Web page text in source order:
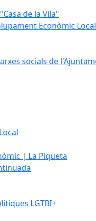
de la Vila"
Econòmic Local
socials de
| La Piqueta
LGTBI+